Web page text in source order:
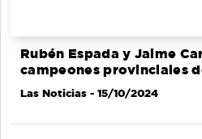
Rubén Espada y Jaime
campeones provinciales
Las Noticias - 15/10/2024